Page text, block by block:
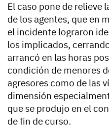
El caso pone de relieve
de los agentes, que en
el incidente lograron
los implicados,
arrancó en las horas
condición de menores
agresores como de las
dimensión
que se produjo en el
de fin de curso.